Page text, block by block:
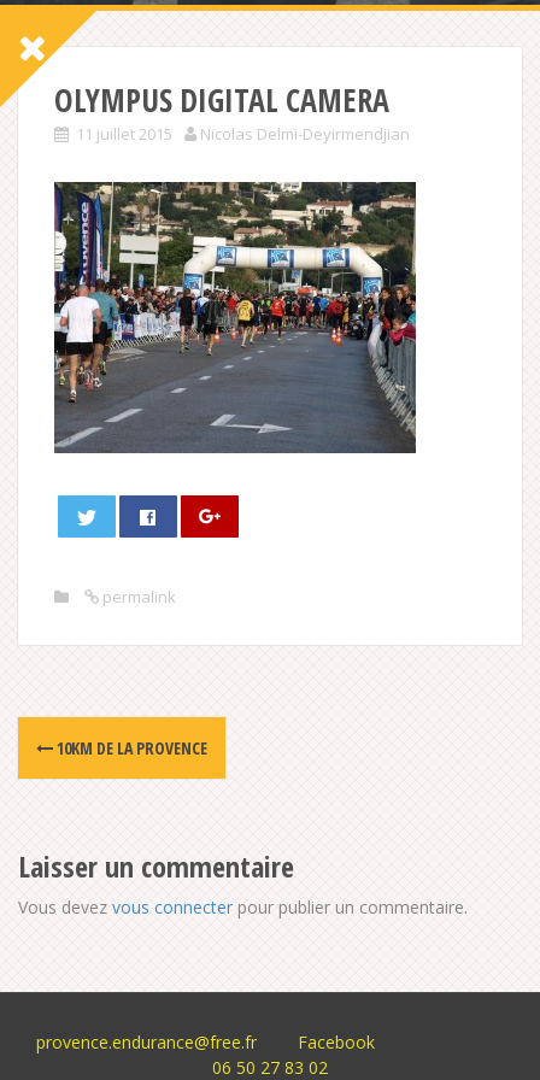
OLYMPUS DIGITAL CAMERA
11 juillet 2015 Nicolas Delmi-Deyirmendjian
permalink
Post
navigation
10KM DE LA PROVENCE
Laisser un commentaire
Vous devez vous connecter pour publier un commentaire.
provence.endurance@free.fr
Facebook
06 50 27 83 02